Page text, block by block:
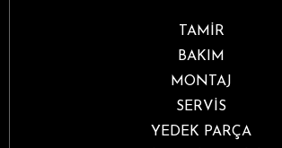
TAMİR
BAKIM
MONTAJ
SERVİS
YEDEK PARÇA